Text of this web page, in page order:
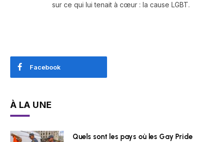
sur ce qui lui tenait à cœur : la cause LGBT.
Facebook
À LA UNE
Quels sont les pays où les Gay Pride